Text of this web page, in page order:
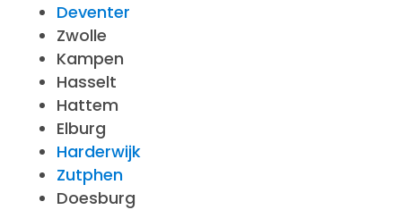
Deventer
Zwolle
Kampen
Hasselt
Hattem
Elburg
Harderwijk
Zutphen
Doesburg